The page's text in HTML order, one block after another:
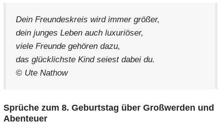
Dein Freundeskreis wird immer größer,
dein junges Leben auch luxuriöser,
viele Freunde gehören dazu,
das glücklichste Kind seiest dabei du.
© Ute Nathow
Sprüche zum 8. Geburtstag über Großwerden und
Abenteuer